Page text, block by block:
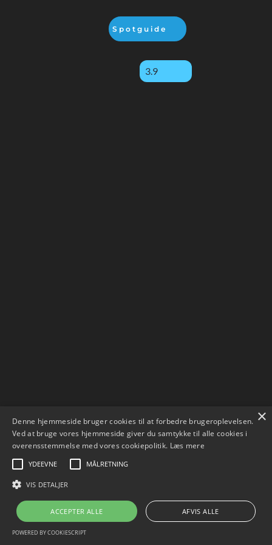
3.9
Spotguide
×
Denne hjemmeside bruger cookies til at forbedre brugeroplevelsen.
Ved at bruge vores hjemmeside giver du samtykke til alle cookies i
overensstemmelse med vores cookiepolitik. Læs mere
YDEEVNE MÅLRETNING
VIS DETALJER
ACCEPTER ALLE AFVIS ALLE
POWERED BY COOKIESCRIPT